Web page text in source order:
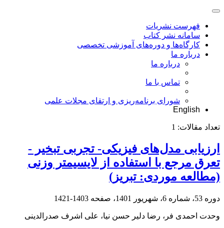
فهرست نشریات
سامانه نشر کتاب
کارگاه‌ها و دوره‌های آموزشی تخصصی
درباره ما
درباره ما
تماس با ما
شورای برنامه‌ریزی و ارتقای مجلات علمی
English
تعداد مقالات: 1
ارزیابی مدل‌های فیزیکی- تجربی تبخیر -
تعرق مرجع با استفاده از لایسیمتر وزنی
(مطالعه موردی: تبریز)
دوره 53، شماره 6، شهریور 1401، صفحه 1403-1421
وحدت احمدی فر، رضا دلیر حسن نیا، علی اشرف صدرالدینی